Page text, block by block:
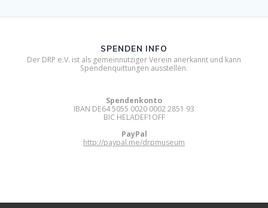
SPENDEN INFO
Der DRP e.V. ist als gemeinnütziger Verein anerkannt und kann
Spendenquittungen ausstellen.
Spendenkonto
IBAN DE64 5055 0020 0002 2851 93
BIC HELADEF1OFF
PayPal
http://paypal.me/drpmuseum